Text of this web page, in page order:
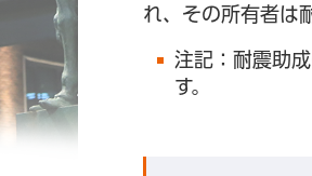
れ、その所有者は
注記：耐震助
す。